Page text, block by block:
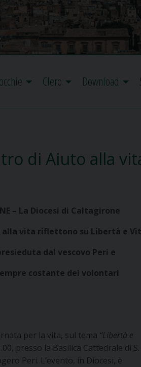
Clero Download
di Aiuto alla
– La Diocesi di Caltagirone
alla vita riflettono su Libertà e
dal vescovo Peri e
costante dei volontari
per la vita, sul tema “Libertà e
presso la Basilica Cattedrale di S.
Peri. L’evento, in Diocesi, è